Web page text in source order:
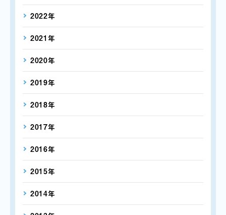
2022年
2021年
2020年
2019年
2018年
2017年
2016年
2015年
2014年